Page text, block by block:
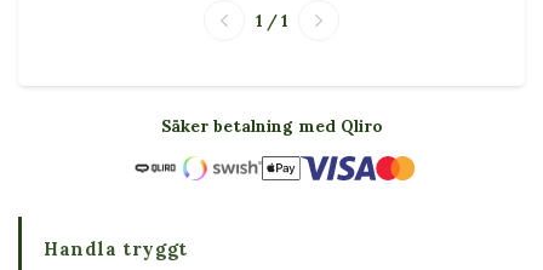
1 / 1
Säker betalning med Qliro
Handla tryggt